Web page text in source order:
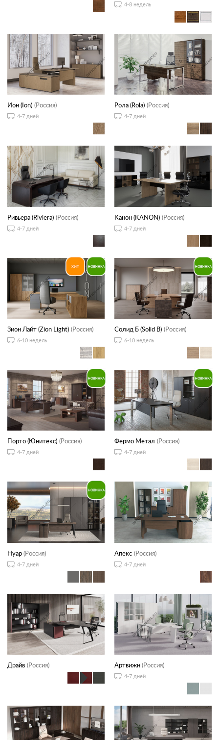
4-8 недель
Ион (Ion) (Россия)
4-7 дней
Рола (Rola) (Россия)
4-7 дней
Ривьера (Riviera) (Россия)
4-7 дней
Канон (KANON) (Россия)
4-7 дней
Зион Лайт (Zion Light) (Россия)
6-10 недель
Солид Б (Solid B) (Россия)
6-10 недель
Порто (Юнитекс) (Россия)
4-7 дней
Фермо Метал (Россия)
4-7 дней
Нуар(Россия)
4-7 дней
Апекс (Россия)
4-7 дней
Драйв (Россия) Артвижн(Россия)
4-7 дней